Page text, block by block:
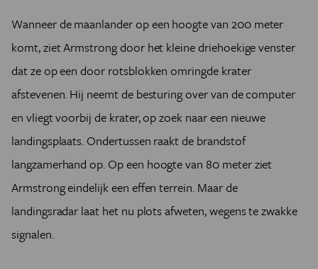
Wanneer de maanlander op een hoogte van 200 meter
komt, ziet Armstrong door het kleine driehoekige venster
dat ze op een door rotsblokken omringde krater
afstevenen. Hij neemt de besturing over van de computer
en vliegt voorbij de krater, op zoek naar een nieuwe
landingsplaats. Ondertussen raakt de brandstof
langzamerhand op. Op een hoogte van 80 meter ziet
Armstrong eindelijk een effen terrein. Maar de
landingsradar laat het nu plots afweten, wegens te zwakke
signalen.